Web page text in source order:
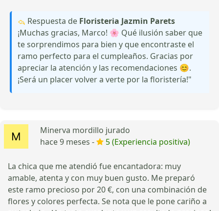
Respuesta de Floristeria Jazmin Parets
¡Muchas gracias, Marco! 🌸 Qué ilusión saber que
te sorprendimos para bien y que encontraste el
ramo perfecto para el cumpleaños. Gracias por
apreciar la atención y las recomendaciones 😊.
¡Será un placer volver a verte por la floristería!"
Minerva mordillo jurado
hace 9 meses -
5 (Experiencia positiva)
La chica que me atendió fue encantadora: muy
amable, atenta y con muy buen gusto. Me preparó
este ramo precioso por 20 €, con una combinación de
flores y colores perfecta. Se nota que le pone cariño a